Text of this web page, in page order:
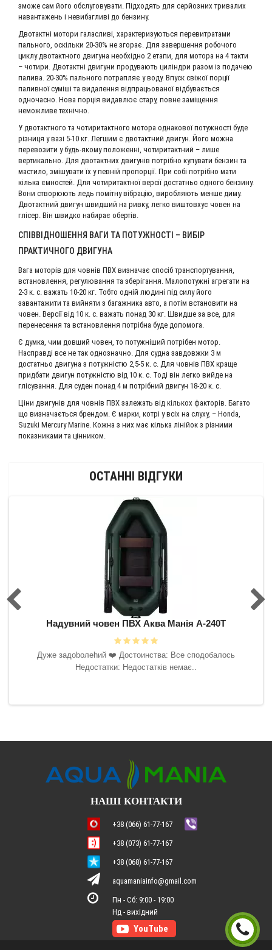
зможе сам його обслуговувати. Підходять для серйозних тривалих
навантажень і невибагливі до бензину.
Двотактні мотори галасливі, характеризуються перевитратами
пального, оскільки 20-30% не згорає. Для завершення робочого
циклу двотактного двигуна необхідно 2 етапи, для мотора на 4 такти
– чотири. Двотактні двигуни продувають циліндри разом із подачею
палива. 20-30% пального потрапляє у воду. Впуск свіжої порції
паливної суміші та видалення відпрацьованої відбувається
одночасно. Нова порція видавлює стару, повне заміщення
неможливе технічно.
У двотактного та чотиритактного мотора однакової потужності буде
різниця у вазі 5-10 кг. Легшим є двотактний двигун. Його можна
перевозити у будь-якому положенні, чотиритактний – лише
вертикально. Для двотактних двигунів потрібно купувати бензин та
мастило, змішувати їх у певній пропорції. При собі потрібно мати
кілька ємностей. Для чотиритактної версії достатньо одного бензину.
Вони створюють ледь помітну вібрацію, виробляють менше диму.
Двотактний двигун швидший на ривку, легко виштовхує човен на
глісер. Він швидко набирає обертів.
СПІВВІДНОШЕННЯ ВАГИ ТА ПОТУЖНОСТІ – ВИБІР
ПРАКТИЧНОГО ДВИГУНА
Вага моторів для човнів ПВХ визначає спосіб транспортування,
встановлення, регулювання та зберігання. Малопотужні агрегати на
2-3 к. с. важать 10-20 кг. Тобто одній людині під силу його
завантажити та вийняти з багажника авто, а потім встановити на
човен. Версії від 10 к. с. важать понад 30 кг. Швидше за все, для
перенесення та встановлення потрібна буде допомога.
Є думка, чим довший човен, то потужніший потрібен мотор.
Насправді все не так однозначно. Для судна завдовжки 3 м
достатньо двигуна з потужністю 2,5-5 к. с. Для човнів ПВХ краще
придбати двигун потужністю від 10 к. с. Тоді він легко вийде на
глісування. Для суден понад 4 м потрібний двигун 18-20 к. с.
Ціни двигунів для човнів ПВХ залежать від кількох факторів. Багато
що визначається брендом. Є марки, котрі у всіх на слуху, – Honda,
Suzuki Mercury Marine. Кожна з них має кілька лінійок з різними
показниками та цінником.
ОСТАННІ ВІДГУКИ
Надувний човен ПВХ Аква Манія А-240Т
Дyжe зaдoboлehий ❤️‍ Достоинства: Все сподобалось
Недостатки: Недостатків немає..
НАШІ КОНТАКТИ
+38 (066) 61-77-167
+38 (073) 61-77-167
+38 (068) 61-77-167
aquamaniainfo@gmail.com
Пн - Сб: 9:00 - 19:00